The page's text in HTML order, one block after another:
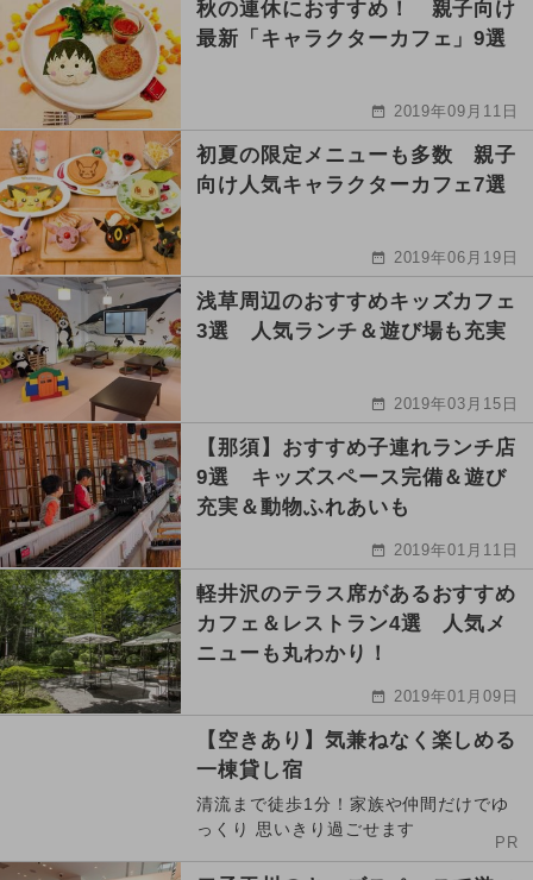
秋の連休におすすめ！ 親子向け
最新「キャラクターカフェ」9選
2019年09月11日
初夏の限定メニューも多数 親子
向け人気キャラクターカフェ7選
2019年06月19日
浅草周辺のおすすめキッズカフェ
3選 人気ランチ＆遊び場も充実
2019年03月15日
【那須】おすすめ子連れランチ店
9選 キッズスペース完備＆遊び
充実＆動物ふれあいも
2019年01月11日
軽井沢のテラス席があるおすすめ
カフェ＆レストラン4選 人気メ
ニューも丸わかり！
2019年01月09日
【空きあり】気兼ねなく楽しめる
一棟貸し宿
清流まで徒歩1分！家族や仲間だけでゆ
っくり 思いきり過ごせます
PR